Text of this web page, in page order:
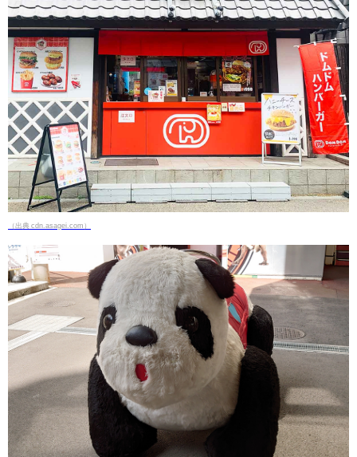
（出典 cdn.asagei.com）